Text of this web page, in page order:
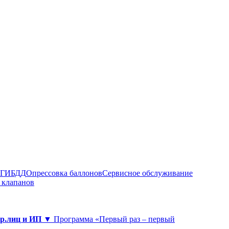
ГИБДДОпрессовка баллоновСервисное обслуживание
и ИП ▼ Программа «Первый раз – первый